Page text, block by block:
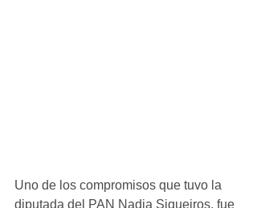
Uno de los compromisos que tuvo la
diputada del PAN Nadia Siqueiros, fue